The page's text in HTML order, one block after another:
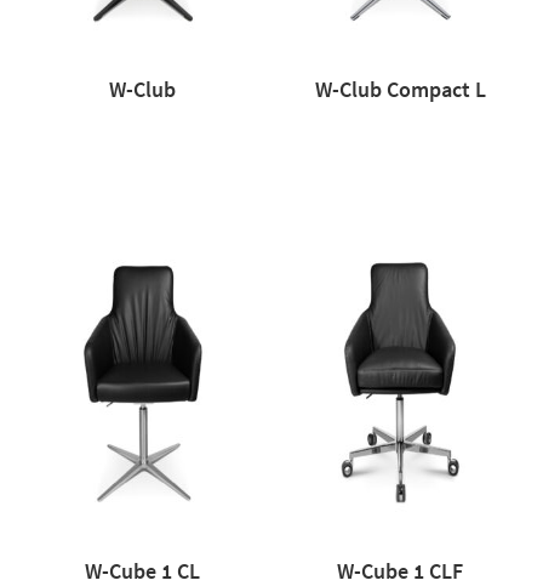
W-Club W-Club Compact L
W-Cube 1 CL W-Cube 1 CLF